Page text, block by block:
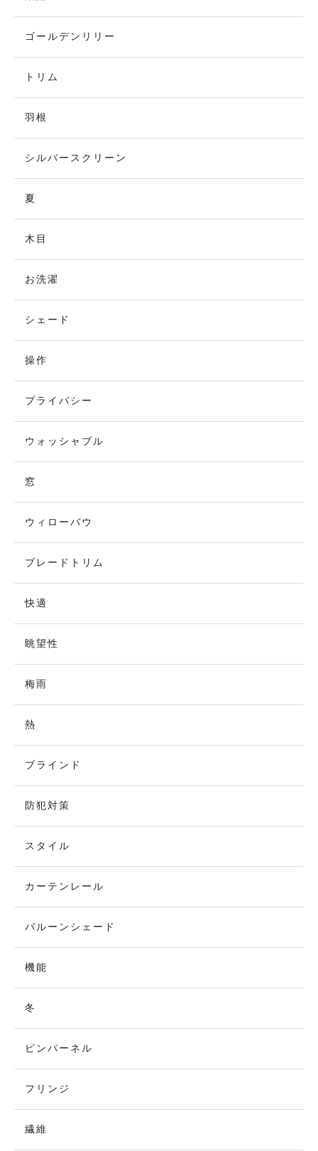
ゴールデンリリー
トリム
羽根
シルバースクリーン
夏
木目
お洗濯
シェード
操作
プライバシー
ウォッシャブル
窓
ウィローバウ
ブレードトリム
快適
眺望性
梅雨
熱
ブラインド
防犯対策
スタイル
カーテンレール
バルーンシェード
機能
冬
ピンパーネル
フリンジ
繊維